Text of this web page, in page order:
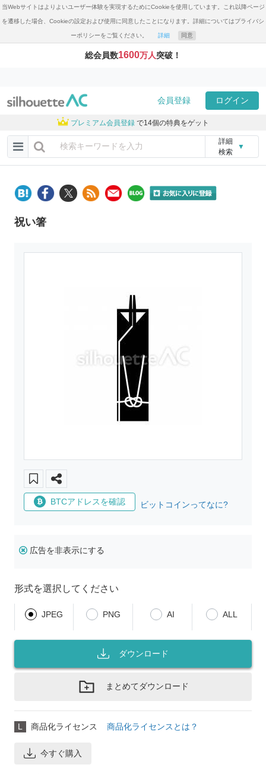
当Webサイトはよりよいユーザー体験を実現するためにCookieを使用しています。これ以降ページ
を遷移した場合、Cookieの設定および使用に同意したことになります。詳細についてはプライバシ
ーポリシーをご覧ください。 詳細 同意
総会員数1600万人突破！
会員登録 ログイン
プレミアム会員登録 で14個の特典をゲット
詳細
検索
▼
祝い箸
BTCアドレスを確認 ビットコインってなに?
広告を非表示にする
形式を選択してください
JPEG PNG AI ALL
ダウンロード
まとめてダウンロード
L 商品化ライセンス 商品化ライセンスとは？
今すぐ購入